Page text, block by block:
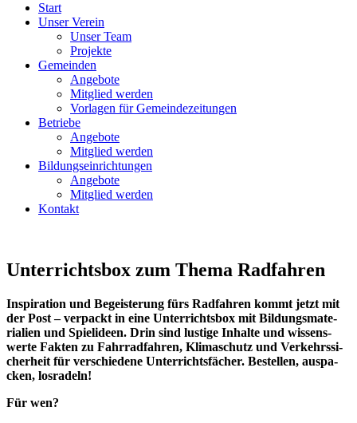
Start
Unser Verein
Unser Team
Projekte
Gemeinden
Angebote
Mitglied werden
Vorlagen für Gemeindezeitungen
Betriebe
Angebote
Mitglied werden
Bildungseinrichtungen
Angebote
Mitglied werden
Kontakt
Unter­richts­box zum Thema Radfahren
Inspi­ra­ti­on und Begeis­te­rung fürs Rad­fah­ren kommt jetzt mit
der Post – ver­packt in eine Unter­richts­box mit Bil­dungs­ma­te­
ria­li­en und Spiel­ideen. Drin sind lus­ti­ge Inhal­te und wis­sens­
wer­te Fak­ten zu Fahr­rad­fah­ren, Kli­ma­schutz und Ver­kehrs­si­
cher­heit für ver­schie­de­ne Unter­richts­fä­cher. Bestel­len, aus­pa­
cken, losradeln!
Für wen?